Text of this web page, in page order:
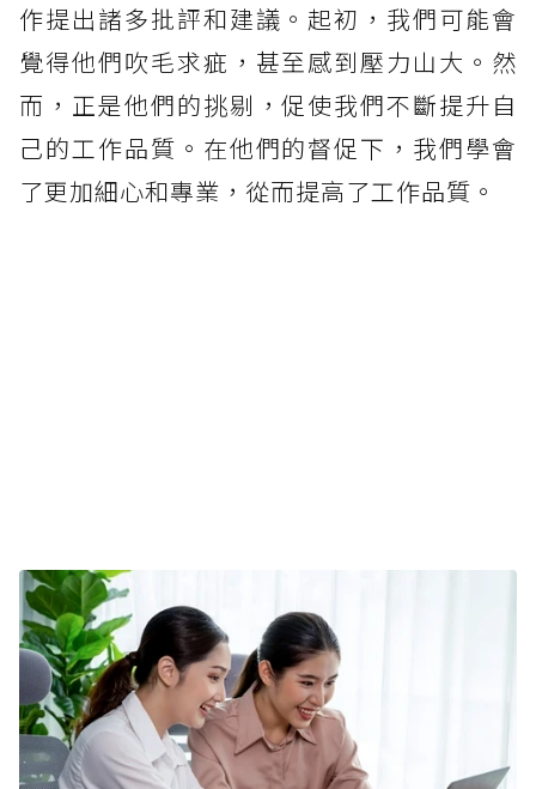
作提出諸多批評和建議。起初，我們可能會
覺得他們吹毛求疵，甚至感到壓力山大。然
而，正是他們的挑剔，促使我們不斷提升自
己的工作品質。在他們的督促下，我們學會
了更加細心和專業，從而提高了工作品質。